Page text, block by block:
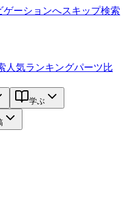
ゲーションへスキップ検索
人気ランキングパーツ比
学ぶ